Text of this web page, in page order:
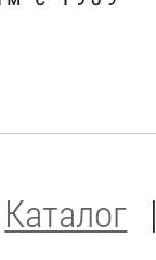
Каталог